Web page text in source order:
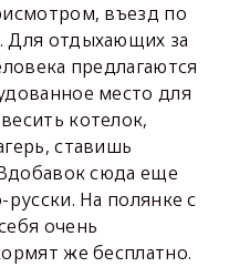
въезд по
Для отдыхающих за
предлагаются
место для
котелок,
ставишь
сюда еще
На полянке с
очень
же бесплатно.